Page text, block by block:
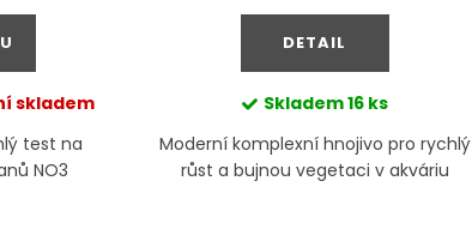
skladem
test na
NO3
DETAIL
Skladem16 ks
Moderní komplexní hnojivo pro rychlý
růst a bujnou vegetaci v akváriu